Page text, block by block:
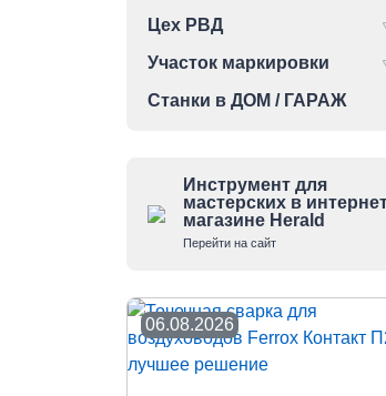
Цех РВД
Участок маркировки
Станки в ДОМ / ГАРАЖ
Инструмент для
мастерских в
магазине Herald
Перейти на сайт
06.08.2026